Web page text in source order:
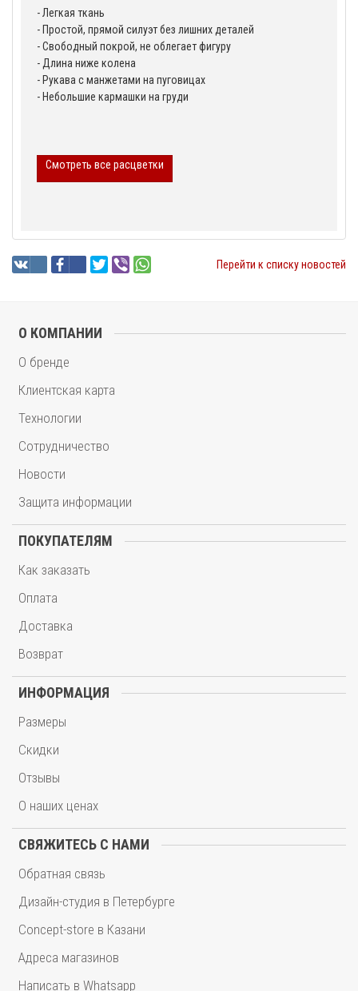
- Легкая ткань
- Простой, прямой силуэт без лишних деталей
- Свободный покрой, не облегает фигуру
- Длина ниже колена
- Рукава с манжетами на пуговицах
- Небольшие кармашки на груди
Смотреть все расцветки
Перейти к списку новостей
О КОМПАНИИ
О бренде
Клиентская карта
Технологии
Сотрудничество
Новости
Защита информации
ПОКУПАТЕЛЯМ
Как заказать
Оплата
Доставка
Возврат
ИНФОРМАЦИЯ
Размеры
Скидки
Отзывы
О наших ценах
СВЯЖИТЕСЬ С НАМИ
Обратная связь
Дизайн-студия в Петербурге
Concept-store в Казани
Адреса магазинов
Написать в Whatsapp